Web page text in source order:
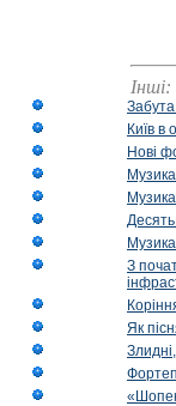
Інші:
Забута
Київ в
Нові
З
Як